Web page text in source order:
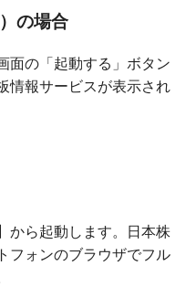
の場合
面の「起動する」ボタン
情報サービスが表示され
から起動します。日本株
フォンのブラウザでフル